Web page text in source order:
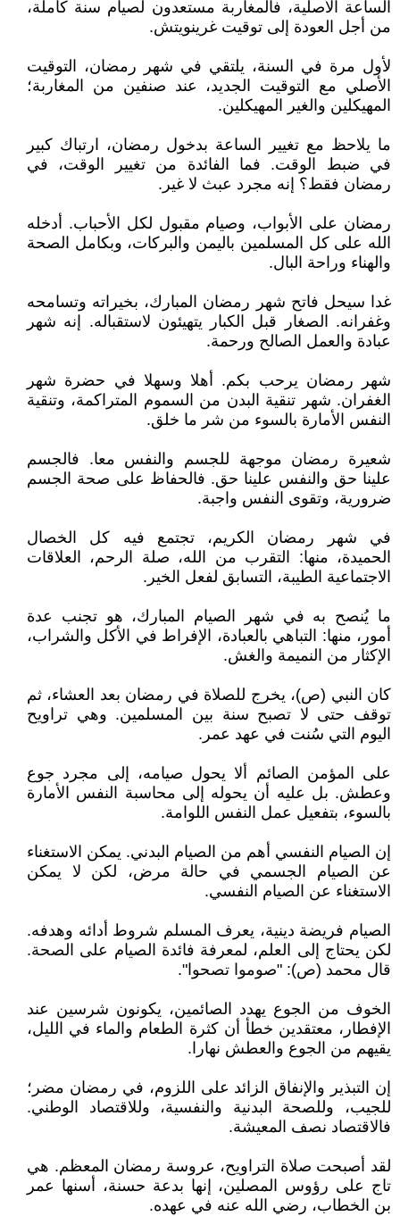
الساعة الأصلية، فالمغاربة مستعدون لصيام سنة كاملة،
من أجل العودة إلى توقيت غرينويتش.
لأول مرة في السنة، يلتقي في شهر رمضان، التوقيت
الأصلي مع التوقيت الجديد، عند صنفين من المغاربة؛
المهيكلين والغير المهيكلين.
ما يلاحظ مع تغيير الساعة بدخول رمضان، ارتباك كبير
في ضبط الوقت. فما الفائدة من تغيير الوقت، في
رمضان فقط؟ إنه مجرد عبث لا غير.
رمضان على الأبواب، وصيام مقبول لكل الأحباب. أدخله
الله على كل المسلمين باليمن والبركات، وبكامل الصحة
والهناء وراحة البال.
غدا سيحل فاتح شهر رمضان المبارك، بخيراته وتسامحه
وغفرانه. الصغار قبل الكبار يتهيئون لاستقباله. إنه شهر
عبادة والعمل الصالح ورحمة.
شهر رمضان يرحب بكم. أهلا وسهلا في حضرة شهر
الغفران. شهر تنقية البدن من السموم المتراكمة، وتنقية
النفس الأمارة بالسوء من شر ما خلق.
شعيرة رمضان موجهة للجسم والنفس معا. فالجسم
علينا حق والنفس علينا حق. فالحفاظ على صحة الجسم
ضرورية، وتقوى النفس واجبة.
في شهر رمضان الكريم، تجتمع فيه كل الخصال
الحميدة، منها: التقرب من الله، صلة الرحم، العلاقات
الاجتماعية الطيبة، التسابق لفعل الخير.
ما يُنصح به في شهر الصيام المبارك، هو تجنب عدة
أمور، منها: التباهي بالعبادة، الإفراط في الأكل والشراب،
الإكثار من النميمة والغش.
كان النبي (ص)، يخرج للصلاة في رمضان بعد العشاء، ثم
توقف حتى لا تصبح سنة بين المسلمين. وهي تراويح
اليوم التي سُنت في عهد عمر.
على المؤمن الصائم ألا يحول صيامه، إلى مجرد جوع
وعطش. بل عليه أن يحوله إلى محاسبة النفس الأمارة
بالسوء، بتفعيل عمل النفس اللوامة.
إن الصيام النفسي أهم من الصيام البدني. يمكن الاستغناء
عن الصيام الجسمي في حالة مرض، لكن لا يمكن
الاستغناء عن الصيام النفسي.
الصيام فريضة دينية، يعرف المسلم شروط أدائه وهدفه.
لكن يحتاج إلى العلم، لمعرفة فائدة الصيام على الصحة.
قال محمد (ص): "صوموا تصحوا".
الخوف من الجوع يهدد الصائمين، يكونون شرسين عند
الإفطار، معتقدين خطأ أن كثرة الطعام والماء في الليل،
يقيهم من الجوع والعطش نهارا.
إن التبذير والإنفاق الزائد على اللزوم، في رمضان مضر؛
للجيب، وللصحة البدنية والنفسية، وللاقتصاد الوطني.
فالاقتصاد نصف المعيشة.
لقد أصبحت صلاة التراويح، عروسة رمضان المعظم. هي
تاج على رؤوس المصلين، إنها بدعة حسنة، أسنها عمر
بن الخطاب، رضي الله عنه في عهده.